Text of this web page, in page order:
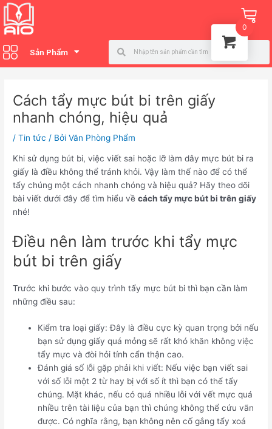
Nhảy
tới
nội
dung
Sản Phẩm
Search
Cách tẩy mực bút bi trên giấy
nhanh chóng, hiệu quả
/Tin tức / BởiVăn Phòng Phẩm
Khi sử dụng bút bi, việc viết sai hoặc lỡ làm dây mực bút bi ra
giấy là điều không thể tránh khỏi. Vậy làm thế nào để có thể
tẩy chúng một cách nhanh chóng và hiệu quả? Hãy theo dõi
bài viết dưới đây để tìm hiểu vềcách tẩy mực bút bi trên giấy
nhé!
Điều nên làm trước khi tẩy mực
bút bi trên giấy
Trước khi bước vào quy trình tẩy mực bút bi thì bạn cần làm
những điều sau:
Kiểm tra loại giấy: Đây là điều cực kỳ quan trọng bởi nếu
bạn sử dụng giấy quá mỏng sẽ rất khó khăn không việc
tẩy mực và đòi hỏi tính cẩn thận cao.
Đánh giá số lỗi gặp phải khi viết: Nếu việc bạn viết sai
với số lỗi một 2 từ hay bị với số ít thì bạn có thể tẩy
chúng. Mặt khác, nếu có quá nhiều lỗi với vết mực quá
nhiều trên tài liệu của bạn thì chúng không thể cứu vãn
được. Có nghĩa rằng, bạn không nên cố gắng tẩy xoá
Điều
hướng
bài
viết
0